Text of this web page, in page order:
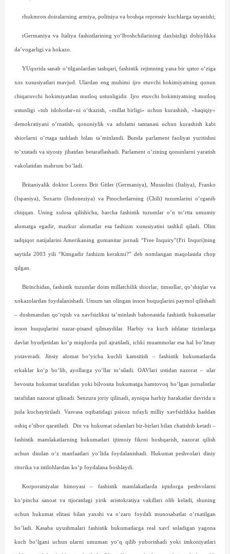
rhukmron doiralarning armiya, politsiya va boshqa repressiv kuchlarga tayanishi;
rGermaniya va Italiya fa­shist­larining yo‘lboshchilarining daxlsizligi dohiylikka
da’vogarligi va hokazo.
YUqorida sanab o‘tilganlardan tashqari, fashistik rejimning yana bir qator o‘ziga
xos xususiyatlari mavjud. Ulardan eng muhimi ijro etuvchi hokimiyatning qonun
chiqaruvchi hokimiyatdan mutloq ustunligidir. Ijro etuvchi hokimiyatning mutloq
ustunligi «tub islohotlar»ni o‘tkazish, «millat birligi» uchun kurashish, «haqiqiy»
demokratiyani o‘rnatish, qonuniylik va adolatni tantanasi uchun kurashish kabi
shiorlarni o‘rtaga tashlash bilan ta’minlandi. Bunda parlament faoliyat yuritishni
to‘xtatadi va siyosiy jihatdan betaraflashadi. Parlament o‘zining qonunlarni yaratish
vakolatidan mahrum bo‘ladi.
Britaniyalik doktor Lorens Brit Gitler (Germaniya), Mussolini (Italiya), Franko
(Ispaniya), Suxarto (Indoneziya) va Pinochetlarning (Chili) tuzumlarini o‘rganib
chiqqan. Uning xulosa qilishicha, barcha fashis­tik tuzumlar o‘n to‘rtta umumiy
alomatga egadir, mazkur alomatlar esa fashizm xususiyatini tashkil qiladi. Olim
tadqiqot natijalarini Amerikaning gumanitar jurnali “Free Inquiry”(Fri Inquri)ning
saytida 2003 yili “Kimgadir fashizm kerakmi?” deb nomlangan maqolasida chop
qilgan.
Birinchidan, fashistik tuzumlar doim millatchilik shiorlar, timsollar, qo‘shiqlar va
xokazolardan foydalanishadi. Umum tan olingan inson huquqlarini paymol qilishadi
– dushmandan qo‘r­qish va xavf­sizlikni ta’minlash bahonasida fashistik hukumatlar
inson huquqlarini nazar-pisand qilmaydilar. Harbiy va kuch ishlatar tizimlarga
davlat byudjetidan ko‘p miqdorda pul ajratiladi, ichki muammolar esa hal bo‘lmay
yotaveradi. Jinsiy alomat bo‘yicha kuchli kamsitish – fashistik hukumatlarda
erkaklar ko‘p bo‘lib, ayollarga yo‘llar to‘siladi. OAVlari ustidan nazorat – ular
bevosita hukumat tarafidan yoki bilvosita hukumatga hamtovoq bo‘lgan jurnalist­lar
tarafidan nazorat qilinadi. Senzura joriy qilinadi, ayniqsa harbiy harakatlar davrida u
juda kuchaytiriladi. Vasvasa oqi­batidagi psixoz tufayli milliy xavfsizlikka haddan
oshiq e’tibor qaratiladi. Din va hukumat odamlari bir-birlari bilan chatishib ketadi –
fashistik mamlakatlarning hukumatlari ijtimoiy fikrni boshqarish, nazorat qilish
uchun dindan o‘z manfaatlari yo‘lida foydalanishadi. Hukumat peshvolari diniy
ritorika va istilohlardan ko‘p foydalana boshlaydi.
Korporatsiyalar himoyasi – fashistik mamlakatlarda iqtidorga peshvolarni
ko‘pincha sanoat va tijoratdagi yirik aris­tokratiya vakillari olib keladi, shuning
uchun hukumat elitasi bilan yaxshi va o‘zaro foydali munosabatlar o‘rnatilgan
bo‘ladi. Kasaba uyushmalari fashistik hukumatlarga real xavf soladigan yagona
kuch bo‘lgani uchun ularni umuman yo‘q qilib yuborishadi yoki imkoniyatlari